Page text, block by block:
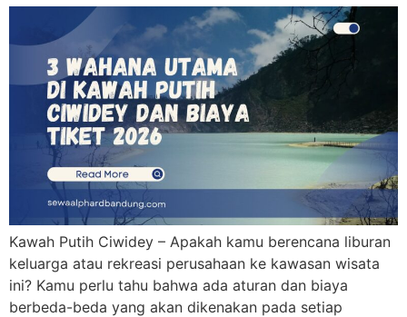
Kawah Putih Ciwidey – Apakah kamu berencana liburan
keluarga atau rekreasi perusahaan ke kawasan wisata
ini? Kamu perlu tahu bahwa ada aturan dan biaya
berbeda-beda yang akan dikenakan pada setiap